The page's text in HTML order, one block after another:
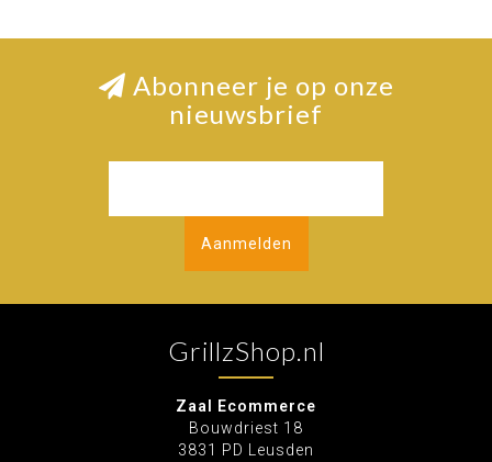
Abonneer je op onze
nieuwsbrief
Aanmelden
GrillzShop.nl
Zaal Ecommerce
Bouwdriest 18
3831 PD Leusden